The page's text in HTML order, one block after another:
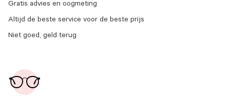
Gratis advies en oogmeting
Altijd de beste service voor de beste prijs
Niet goed, geld terug